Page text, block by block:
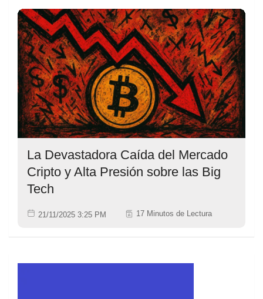
La Devastadora Caída del Mercado
Cripto y Alta Presión sobre las Big
Tech
21/11/2025 3:25 PM 17 Minutos de Lectura